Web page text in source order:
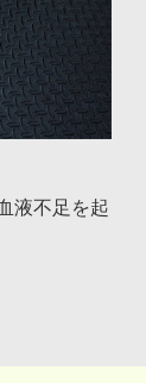
液不足を起